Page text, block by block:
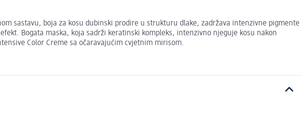
sastavu, boja za kosu dubinski prodire u strukturu dlake, zadržava intenzivne pigmente
Bogata maska, koja sadrži keratinski kompleks, intenzivno njeguje kosu nakon
Color Creme sa očaravajućim cvjetnim mirisom.